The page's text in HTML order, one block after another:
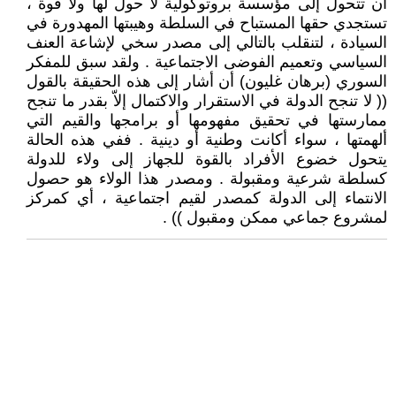
أن تتحول إلى مؤسسة بروتوكولية لا حول لها ولا قوة ،
تستجدي حقها المستباح في السلطة وهيبتها المهدورة في
السيادة ، لتنقلب بالتالي إلى مصدر سخي لإشاعة العنف
السياسي وتعميم الفوضى الاجتماعية . ولقد سبق للمفكر
السوري (برهان غليون) أن أشار إلى هذه الحقيقة بالقول
(( لا تنجح الدولة في الاستقرار والاكتمال إلاّ بقدر ما تنجح
ممارستها في تحقيق مفهومها أو برامجها والقيم التي
ألهمتها ، سواء أكانت وطنية أو دينية . ففي هذه الحالة
يتحول خضوع الأفراد بالقوة للجهاز إلى ولاء للدولة
كسلطة شرعية ومقبولة . ومصدر هذا الولاء هو حصول
الانتماء إلى الدولة كمصدر لقيم اجتماعية ، أي كمركز
لمشروع جماعي ممكن ومقبول )) .